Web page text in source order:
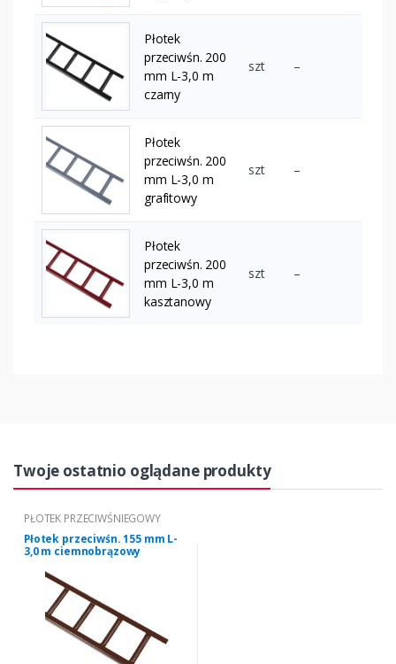
Płotek
przeciwśn. 200
mm L-3,0 m
czarny
szt –
Płotek
przeciwśn. 200
mm L-3,0 m
grafitowy
szt –
Płotek
przeciwśn. 200
mm L-3,0 m
kasztanowy
szt –
Twoje ostatnio oglądane produkty
PŁOTEK PRZECIWŚNIEGOWY
Płotek przeciwśn. 155 mm L-
3,0 m ciemnobrązowy